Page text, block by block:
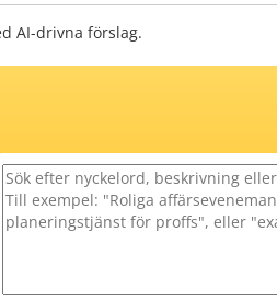
AI-drivna förslag.